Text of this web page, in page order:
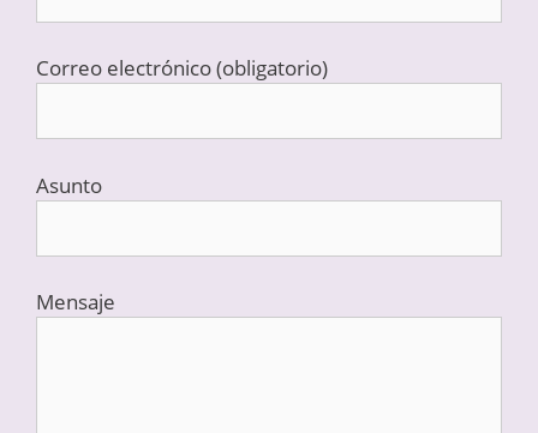
Correo electrónico (obligatorio)
Asunto
Mensaje